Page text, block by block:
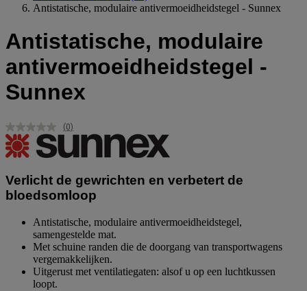
Antistatische, modulaire antivermoeidheidstegel - Sunnex
Antistatische, modulaire
antivermoeidheidstegel -
Sunnex
Geen
scorewaarde.
Dezelfde
(0)
Verlicht de gewrichten en verbetert de
bloedsomloop
Antistatische, modulaire antivermoeidheidstegel,
samengestelde mat.
Met schuine randen die de doorgang van transportwagens
vergemakkelijken.
Uitgerust met ventilatiegaten: alsof u op een luchtkussen
loopt.